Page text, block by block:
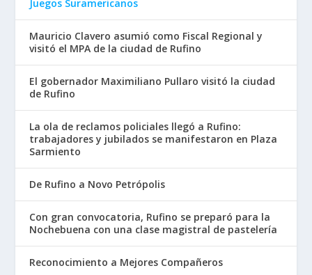
Juegos Suramericanos
Mauricio Clavero asumió como Fiscal Regional y
visitó el MPA de la ciudad de Rufino
El gobernador Maximiliano Pullaro visitó la ciudad
de Rufino
La ola de reclamos policiales llegó a Rufino:
trabajadores y jubilados se manifestaron en Plaza
Sarmiento
De Rufino a Novo Petrópolis
Con gran convocatoria, Rufino se preparó para la
Nochebuena con una clase magistral de pastelería
Reconocimiento a Mejores Compañeros